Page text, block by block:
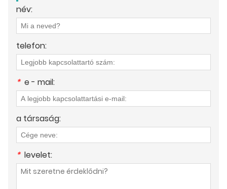
név:
telefon:
* e - mail:
a társaság:
* levelet: